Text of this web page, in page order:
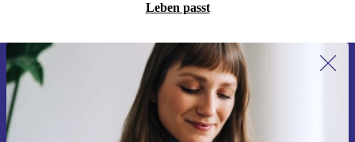
Leben passt
Erstmals zum Newsletter anmelden,
15 € sparen!
Verpasse kein Angebot mehr.